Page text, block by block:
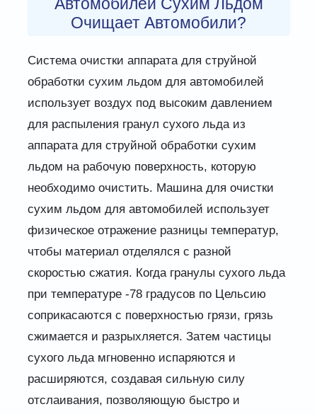
Очищает Автомобили?
Система очистки аппарата для струйной
обработки сухим льдом для автомобилей
использует воздух под высоким давлением
для распыления гранул сухого льда из
аппарата для струйной обработки сухим
льдом на рабочую поверхность, которую
необходимо очистить. Машина для очистки
сухим льдом для автомобилей использует
физическое отражение разницы температур,
чтобы материал отделялся с разной
скоростью сжатия. Когда гранулы сухого льда
при температуре -78 градусов по Цельсию
соприкасаются с поверхностью грязи, грязь
сжимается и разрыхляется. Затем частицы
сухого льда мгновенно испаряются и
расширяются, создавая сильную силу
отслаивания, позволяющую быстро и